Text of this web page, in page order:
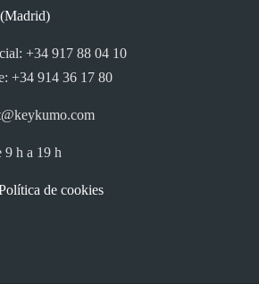
+34 917 88 04 10
+34 914 36 17 80
h a 19 h
de cookies